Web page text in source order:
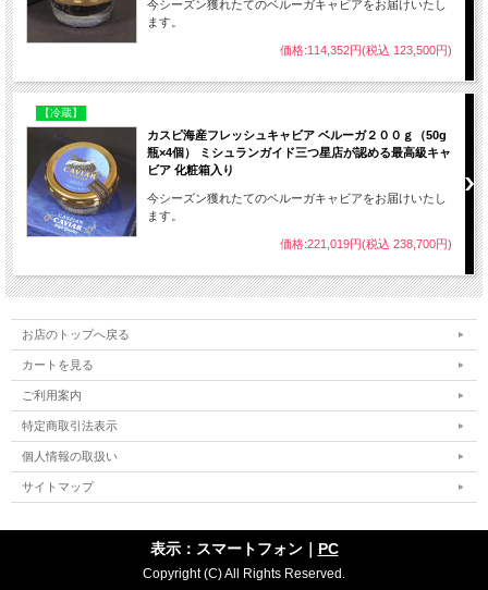
チョウザメは人類が登場するはるか昔、今から
2億5000年ほど前には生存しており、姿かたちも
古来より変わっていないとされています。一般的
生きることができ50年から100年も寿命がありま
今シーズン獲れたてのベルーガキャビアをお届けいたし
ます。
価格:114,352円(税込 123,500円)
【冷蔵】
カスピ海産フレッシュキャビア ベルーガ２００ｇ（50g
瓶×4個） ミシュランガイド三つ星店が認める最高級キャ
ビア 化粧箱入り
今シーズン獲れたてのベルーガキャビアをお届けいたし
ます。
価格:221,019円(税込 238,700円)
お店のトップへ戻る
カートを見る
ご利用案内
特定商取引法表示
個人情報の取扱い
サイトマップ
表示：スマートフォン｜ PC
Copyright (C) All Rights Reserved.